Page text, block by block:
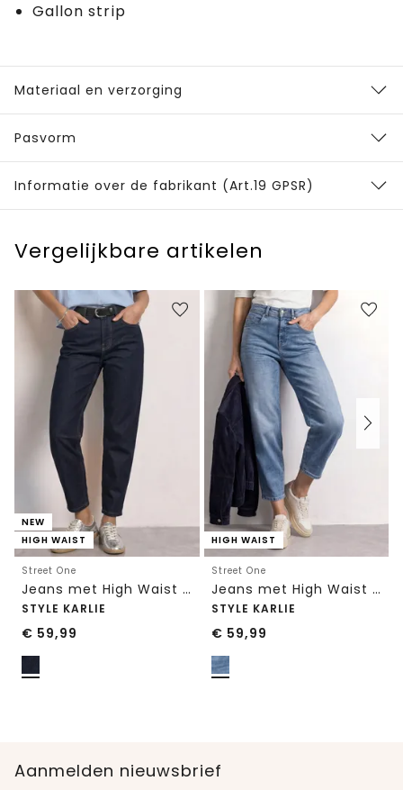
Gallon strip
Materiaal en verzorging
Pasvorm
Informatie over de fabrikant (Art.19 GPSR)
Vergelijkbare artikelen
NEW
HIGH WAIST
Street One
Jeans met High Waist en wijd uitlopende pijpen in een Loose Fit-pasvorm
STYLE KARLIE
€ 59,99
HIGH WAIST
Street One
Jeans met High Waist en wijd uitlopende pijpen in een Loose Fit pasvorm
STYLE KARLIE
€ 59,99
Aanmelden nieuwsbrief